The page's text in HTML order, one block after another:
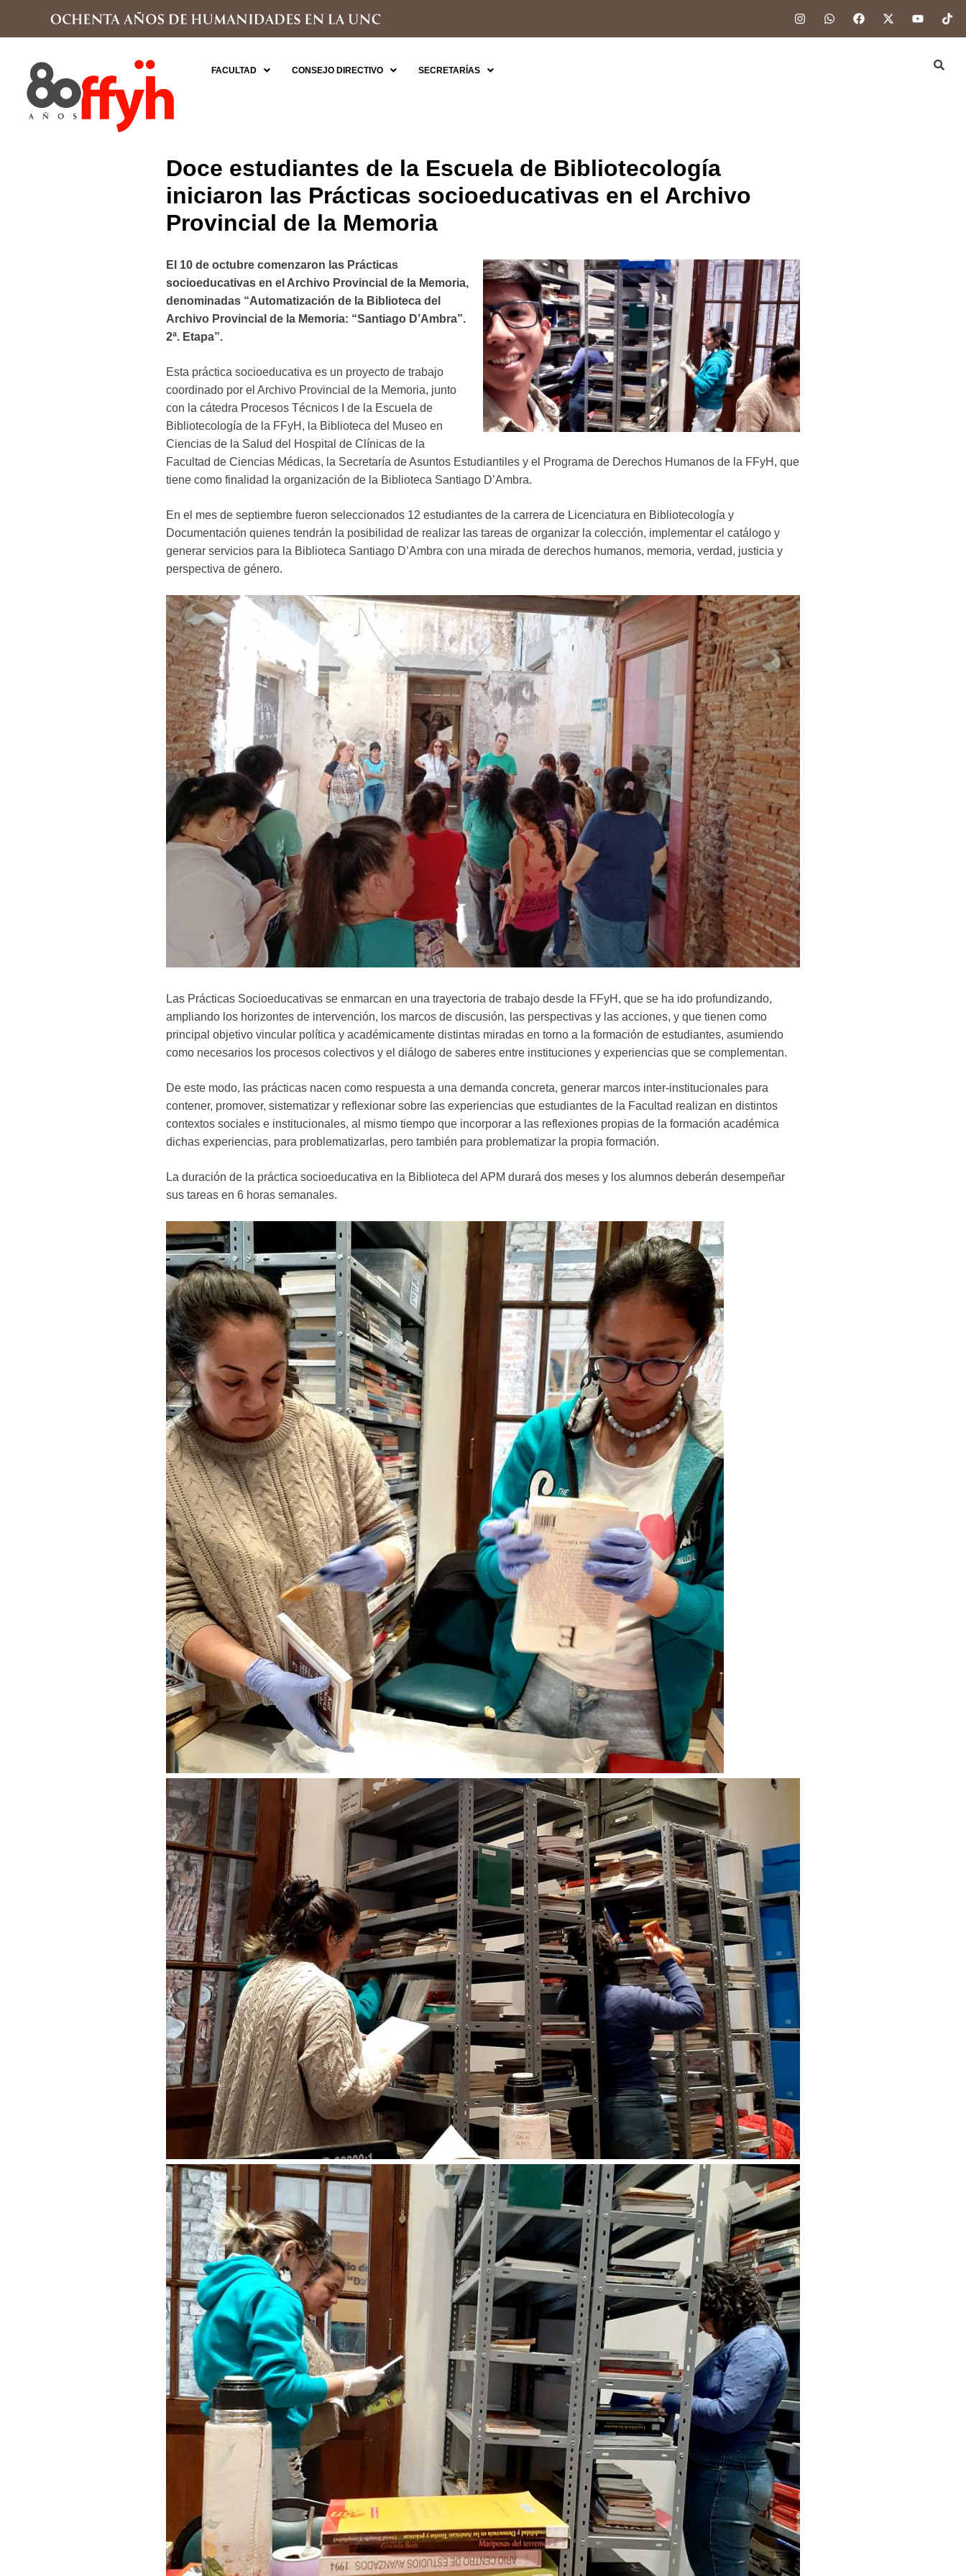
FACULTAD CONSEJO DIRECTIVO SECRETARÍAS
Doce estudiantes de la Escuela de Bibliotecología
iniciaron las Prácticas socioeducativas en el Archivo
Provincial de la Memoria
El 10 de octubre comenzaron las Prácticas
socioeducativas en el Archivo Provincial de la Memoria,
denominadas “Automatización de la Biblioteca del
Archivo Provincial de la Memoria: “Santiago D’Ambra”.
2ª. Etapa”.
Esta práctica socioeducativa es un proyecto de trabajo
coordinado por el Archivo Provincial de la Memoria, junto
con la cátedra Procesos Técnicos I de la Escuela de
Bibliotecología de la FFyH, la Biblioteca del Museo en
Ciencias de la Salud del Hospital de Clínicas de la
Facultad de Ciencias Médicas, la Secretaría de Asuntos Estudiantiles y el Programa de Derechos Humanos de la FFyH, que
tiene como finalidad la organización de la Biblioteca Santiago D’Ambra.
En el mes de septiembre fueron seleccionados 12 estudiantes de la carrera de Licenciatura en Bibliotecología y
Documentación quienes tendrán la posibilidad de realizar las tareas de organizar la colección, implementar el catálogo y
generar servicios para la Biblioteca Santiago D’Ambra con una mirada de derechos humanos, memoria, verdad, justicia y
perspectiva de género.
Las Prácticas Socioeducativas se enmarcan en una trayectoria de trabajo desde la FFyH, que se ha ido profundizando,
ampliando los horizontes de intervención, los marcos de discusión, las perspectivas y las acciones, y que tienen como
principal objetivo vincular política y académicamente distintas miradas en torno a la formación de estudiantes, asumiendo
como necesarios los procesos colectivos y el diálogo de saberes entre instituciones y experiencias que se complementan.
De este modo, las prácticas nacen como respuesta a una demanda concreta, generar marcos inter-institucionales para
contener, promover, sistematizar y reflexionar sobre las experiencias que estudiantes de la Facultad realizan en distintos
contextos sociales e institucionales, al mismo tiempo que incorporar a las reflexiones propias de la formación académica
dichas experiencias, para problematizarlas, pero también para problematizar la propia formación.
La duración de la práctica socioeducativa en la Biblioteca del APM durará dos meses y los alumnos deberán desempeñar
sus tareas en 6 horas semanales.